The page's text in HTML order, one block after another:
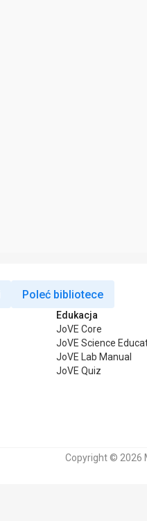
Poleć bibliotece
Edukacja
JoVE Core
JoVE Science
JoVE Lab Manual
JoVE Quiz
Copyright © 2026